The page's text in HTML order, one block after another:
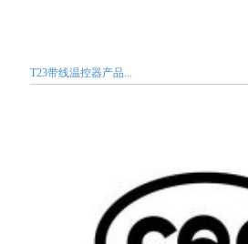
T23带线温控器产品...